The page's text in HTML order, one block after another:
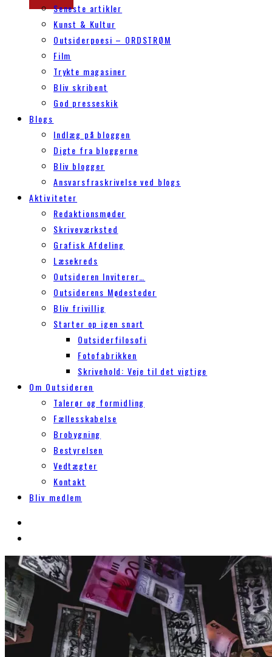
Seneste artikler
Kunst & Kultur
Outsiderpoesi – ORDSTRØM
Film
Trykte magasiner
Bliv skribent
God presseskik
Blogs
Indlæg på bloggen
Digte fra bloggerne
Bliv blogger
Ansvarsfraskrivelse ved blogs
Aktiviteter
Redaktionsmøder
Skriveværksted
Grafisk Afdeling
Læsekreds
Outsideren Inviterer…
Outsiderens Mødesteder
Bliv frivillig
Starter op igen snart
Outsiderfilosofi
Fotofabrikken
Skrivehold: Veje til det vigtige
Om Outsideren
Talerør og formidling
Fællesskabelse
Brobygning
Bestyrelsen
Vedtægter
Kontakt
Bliv medlem